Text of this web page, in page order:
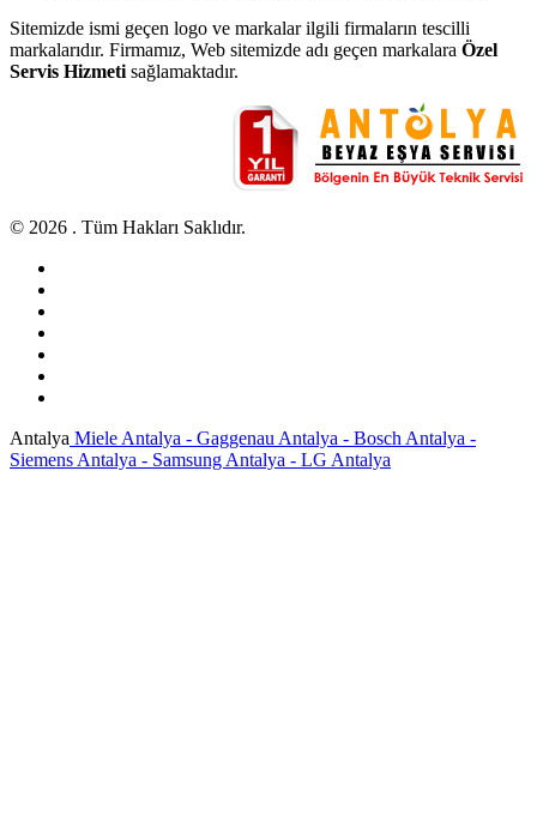
Sitemizde ismi geçen logo ve markalar ilgili firmaların tescilli
markalarıdır. Firmamız, Web sitemizde adı geçen markalara Özel
Servis Hizmeti sağlamaktadır.
© 2026 . Tüm Hakları Saklıdır.
Antalya Miele Antalya - Gaggenau Antalya - Bosch Antalya -
Siemens Antalya - Samsung Antalya - LG Antalya